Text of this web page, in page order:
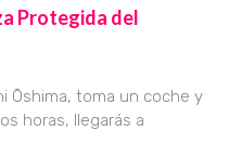
Protegida del
Ōshima, toma un coche y
horas, llegarás a